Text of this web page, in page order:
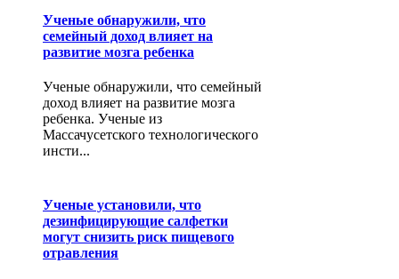
Ученые обнаружили, что
семейный доход влияет на
развитие мозга ребенка
Ученые обнаружили, что семейный
доход влияет на развитие мозга
ребенка. Ученые из
Массачусетского технологического
инсти...
Ученые установили, что
дезинфицирующие салфетки
могут снизить риск пищевого
отравления